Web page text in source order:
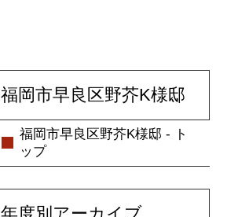
福岡市早良区野芥K様邸
福岡市早良区野芥K様邸 - ト
ップ